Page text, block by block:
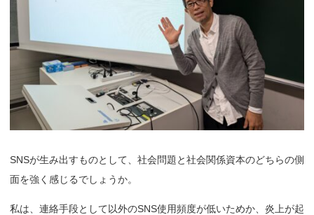
SNSが生み出すものとして、社会問題と社会関係資本のどちらの側
面を強く感じるでしょうか。
私は、連絡手段として以外のSNS使用頻度が低いためか、炎上が起